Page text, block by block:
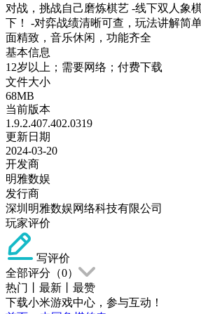
对战，挑战自己磨炼棋艺 -线下双人象
下！ -对弈战绩清晰可查，玩法讲解简
面精致，音乐休闲，功能齐全
基本信息
12岁以上；需要网络；付费下载
文件大小
68MB
当前版本
1.9.2.407.402.0319
更新日期
2024-03-20
开发商
明雅数娱
发行商
深圳明雅数娱网络科技有限公司
玩家评价
写评价
全部评分（0）
热门
最新
最赞
下载小米游戏中心，参与互动！